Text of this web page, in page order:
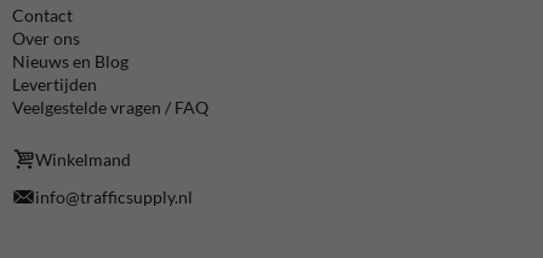
Contact
Over ons
Nieuws en Blog
Levertijden
Veelgestelde vragen / FAQ
Winkelmand
info@trafficsupply.nl